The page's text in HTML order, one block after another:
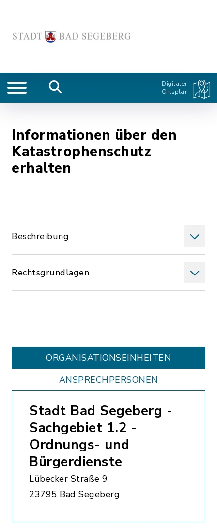
Digitaler
Ortsplan
Informationen über den
Katastrophenschutz
erhalten
Beschreibung
Rechtsgrundlagen
ORGANISATIONS­EINHEITEN
ANSPRECHPERSONEN
Stadt Bad Segeberg -
Sachgebiet 1.2 -
Ordnungs- und
Bürgerdienste
Lübecker Straße 9
23795 Bad Segeberg